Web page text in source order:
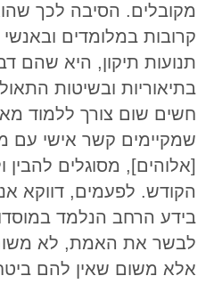
מקובלים. הסיבה לכך
קרובות במלומדים ובאנשי
תנועות תיקון, היא שהם
בתיאוריות ובשיטות
חשים שום צורך ללמוד
שמקיימים קשר אישי עם
[אלוהים], מסוגלים
הקודש. לפעמים, דווקא
בידע הרחב הנלמד
לבשר את האמת, לא
אלא משום שאין להם